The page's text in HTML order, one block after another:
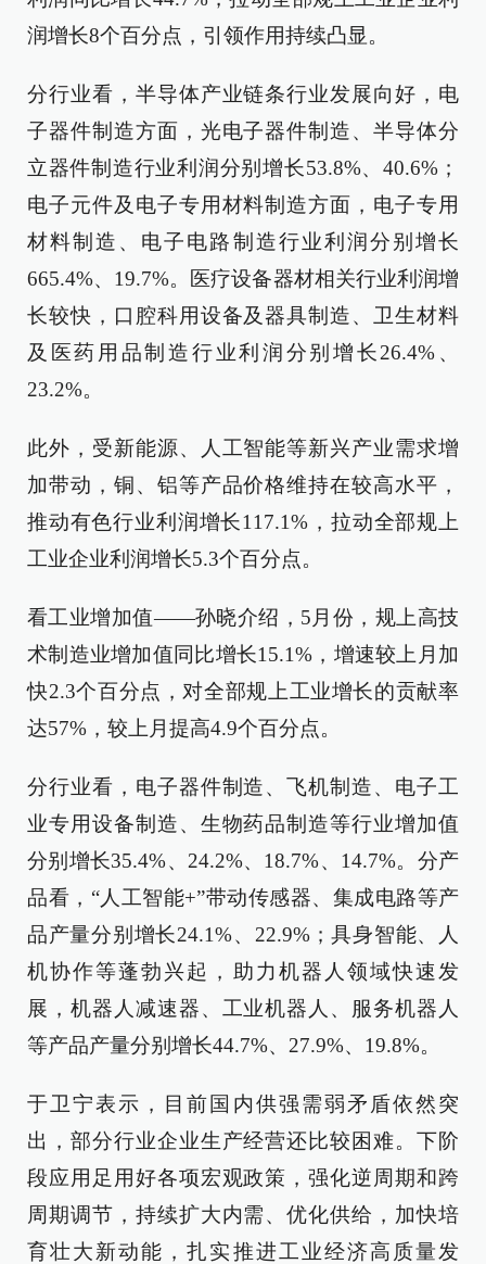
润增长8个百分点，引领作用持续凸显。
分行业看，半导体产业链条行业发展向好，电
子器件制造方面，光电子器件制造、半导体分
立器件制造行业利润分别增长53.8%、40.6%；
电子元件及电子专用材料制造方面，电子专用
材料制造、电子电路制造行业利润分别增长
665.4%、19.7%。医疗设备器材相关行业利润增
长较快，口腔科用设备及器具制造、卫生材料
及医药用品制造行业利润分别增长26.4%、
23.2%。
此外，受新能源、人工智能等新兴产业需求增
加带动，铜、铝等产品价格维持在较高水平，
推动有色行业利润增长117.1%，拉动全部规上
工业企业利润增长5.3个百分点。
看工业增加值——孙晓介绍，5月份，规上高技
术制造业增加值同比增长15.1%，增速较上月加
快2.3个百分点，对全部规上工业增长的贡献率
达57%，较上月提高4.9个百分点。
分行业看，电子器件制造、飞机制造、电子工
业专用设备制造、生物药品制造等行业增加值
分别增长35.4%、24.2%、18.7%、14.7%。分产
品看，“人工智能+”带动传感器、集成电路等产
品产量分别增长24.1%、22.9%；具身智能、人
机协作等蓬勃兴起，助力机器人领域快速发
展，机器人减速器、工业机器人、服务机器人
等产品产量分别增长44.7%、27.9%、19.8%。
于卫宁表示，目前国内供强需弱矛盾依然突
出，部分行业企业生产经营还比较困难。下阶
段应用足用好各项宏观政策，强化逆周期和跨
周期调节，持续扩大内需、优化供给，加快培
育壮大新动能，扎实推进工业经济高质量发